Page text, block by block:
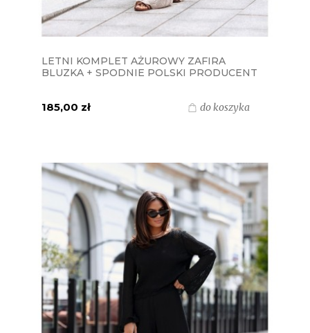
LETNI KOMPLET AŻUROWY ZAFIRA
BLUZKA + SPODNIE POLSKI PRODUCENT
185,00 zł do koszyka